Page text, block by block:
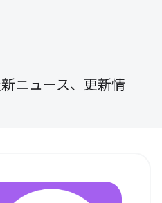
ニュース、更新情